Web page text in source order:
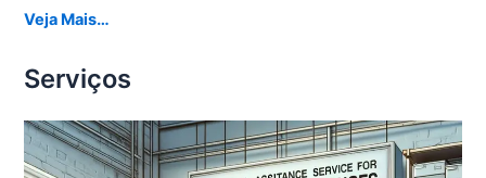
Veja Mais…
Serviços